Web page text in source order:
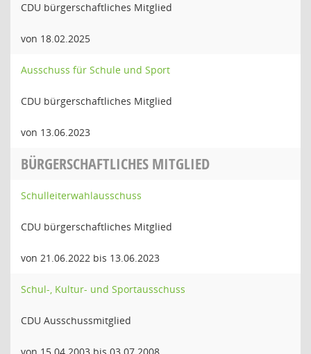
CDU bürgerschaftliches Mitglied
von 18.02.2025
Ausschuss für Schule und Sport
CDU bürgerschaftliches Mitglied
von 13.06.2023
BÜRGERSCHAFTLICHES MITGLIED
Schulleiterwahlausschuss
CDU bürgerschaftliches Mitglied
von 21.06.2022 bis 13.06.2023
Schul-, Kultur- und Sportausschuss
CDU Ausschussmitglied